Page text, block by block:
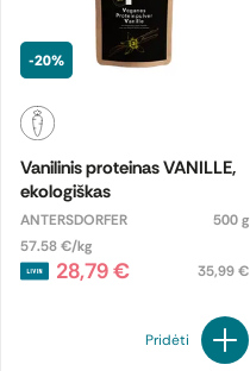
-20%
Vanilinis proteinas VANILLE,
ekologiškas
ANTERSDORFER
500 g
57.58 €/kg
28,79 € 35,99 €
Pridėti